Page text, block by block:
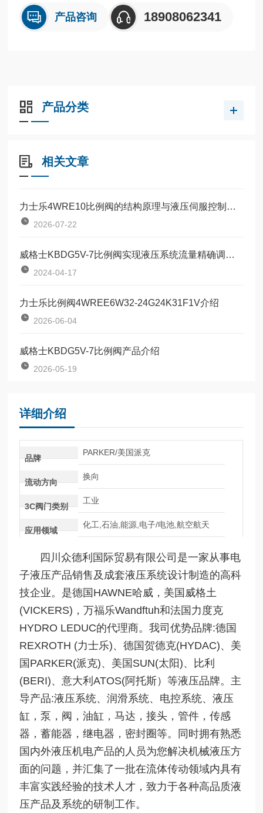
产品咨询 18908062341
产品分类
相关文章
力士乐4WRE10比例阀的结构原理与液压伺服控制技术
2026-07-22
威格士KBDG5V-7比例阀实现液压系统流量精确调节的设备
2024-04-17
力士乐比例阀4WREE6W32-24G24K31F1V介绍
2026-06-04
威格士KBDG5V-7比例阀产品介绍
2026-05-19
详细介绍
品牌
PARKER/美国派克
流动方向
换向
3C阀门类别
工业
应用领域
化工,石油,能源,电子/电池,航空航天
四川众德利国际贸易有限公司是一家从事电
子液压产品销售及成套液压系统设计制造的高科
技企业。是德国HAWNE哈威，美国威格土
(VICKERS)，万福乐Wandftuh和法国力度克
HYDRO LEDUC的代理商。我司优势品牌:德国
REXROTH (力士乐)、德国贺德克(HYDAC)、美
国PARKER(派克)、美国SUN(太阳)、比利
(BERI)、意大利ATOS(阿托斯）等液压品牌。主
导产品:液压系统、润滑系统、电控系统、液压
缸，泵，阀，油缸，马达，接头，管件，传感
器，蓄能器，继电器，密封圈等。同时拥有熟悉
国内外液压机电产品的人员为您解决机械液压方
面的问题，并汇集了一批在流体传动领域内具有
丰富实践经验的技术人才，致力于各种高品质液
压产品及系统的研制工作。